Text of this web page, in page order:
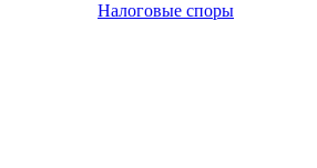
Налоговые споры